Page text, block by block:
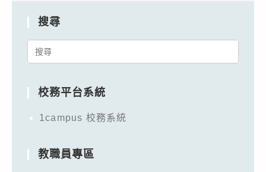
搜尋
Search
校務平台系統
1campus 校務系統
教職員專區